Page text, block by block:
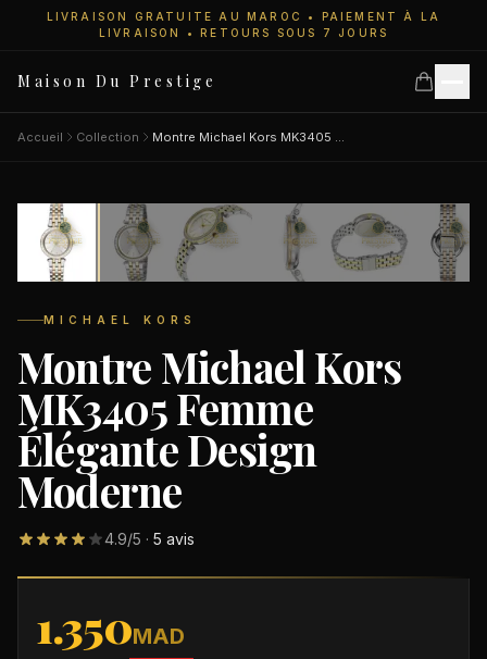
LIVRAISON GRATUITE AU MAROC • PAIEMENT À LA
LIVRAISON • RETOURS SOUS 7 JOURS
Maison Du Prestige
Accueil
Collections
Montres Femme
Montres Homme
DÉCOUVRIR NOS MONTRES PREMIUM AU MAROC
Accueil Collection Montre Michael Kors MK3405 Femme Élégante Design Moderne
SALE
MICHAEL KORS
Montre Michael Kors
MK3405 Femme
Élégante Design
Moderne
4.9/5 · 5 avis
1.350MAD